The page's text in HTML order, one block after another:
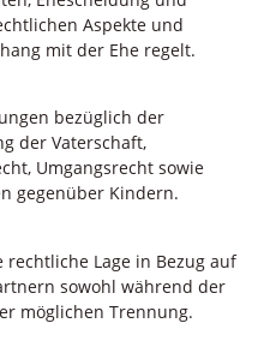
Aspekte und
mit der Ehe regelt.
bezüglich der
der Vaterschaft,
Umgangsrecht sowie
gegenüber Kindern.
Lage in Bezug auf
sowohl während der
möglichen Trennung.